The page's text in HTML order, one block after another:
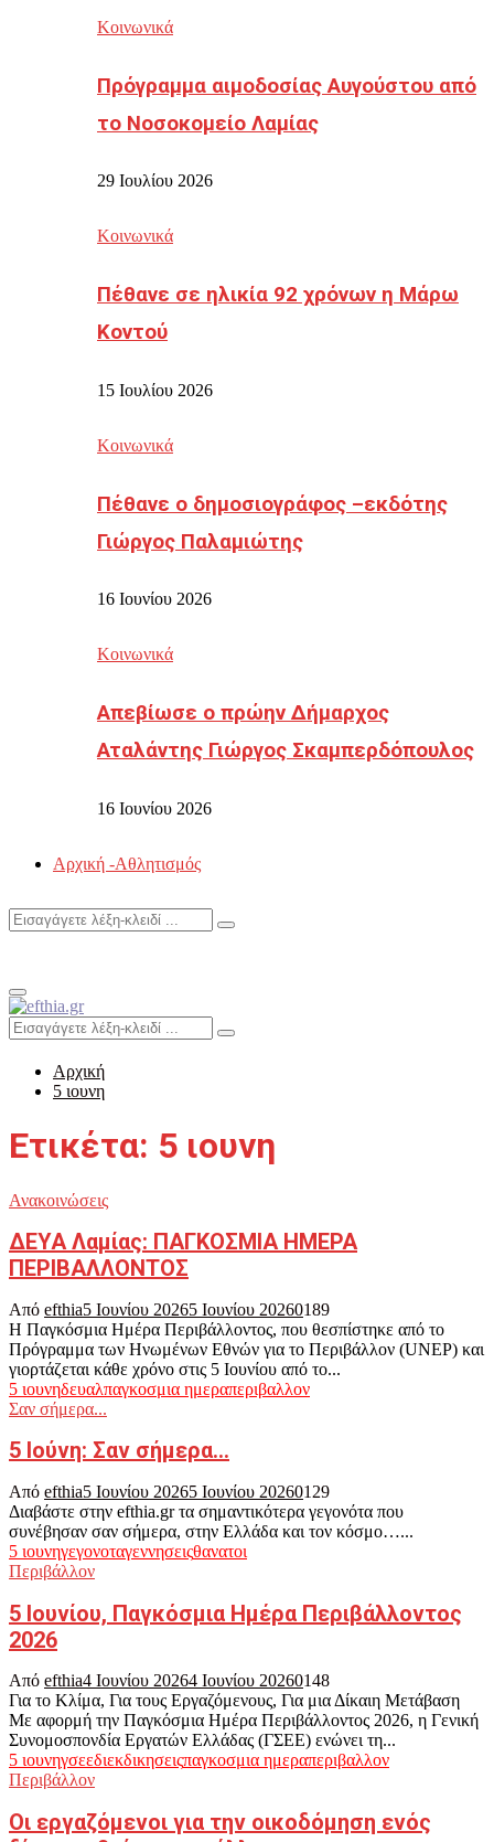
Κοινωνικά
Πρόγραμμα αιμοδοσίας Αυγούστου από
το Νοσοκομείο Λαμίας
29 Ιουλίου 2026
Κοινωνικά
Πέθανε σε ηλικία 92 χρόνων η Μάρω
Κοντού
15 Ιουλίου 2026
Κοινωνικά
Πέθανε ο δημοσιογράφος –εκδότης
Γιώργος Παλαμιώτης
16 Ιουνίου 2026
Κοινωνικά
Απεβίωσε ο πρώην Δήμαρχος
Αταλάντης Γιώργος Σκαμπερδόπουλος
16 Ιουνίου 2026
Αρχική -Αθλητισμός
Search
Search
Primary
Menu
Search
for:
Search
Αρχική
5 ιουνη
Ετικέτα: 5 ιουνη
Ανακοινώσεις
ΔΕΥΑ Λαμίας: ΠΑΓΚΟΣΜΙΑ ΗΜΕΡΑ
ΠΕΡΙΒΑΛΛΟΝΤΟΣ
Από efthia5 Ιουνίου 20265 Ιουνίου 20260189
Η Παγκόσμια Ημέρα Περιβάλλοντος, που θεσπίστηκε από το
Πρόγραμμα των Ηνωμένων Εθνών για το Περιβάλλον (UNEP) και
γιορτάζεται κάθε χρόνο στις 5 Ιουνίου από το...
5 ιουνηδευαλπαγκοσμια ημεραπεριβαλλον
Σαν σήμερα...
5 Ιούνη: Σαν σήμερα…
Από efthia5 Ιουνίου 20265 Ιουνίου 20260129
Διαβάστε στην efthia.gr τα σημαντικότερα γεγονότα που
συνέβησαν σαν σήμερα, στην Ελλάδα και τον κόσμο…...
5 ιουνηγεγονοταγεννησειςθανατοι
Περιβάλλον
5 Ιουνίου, Παγκόσμια Ημέρα Περιβάλλοντος
2026
Από efthia4 Ιουνίου 20264 Ιουνίου 20260148
Για το Κλίμα, Για τους Εργαζόμενους, Για μια Δίκαιη Μετάβαση
Με αφορμή την Παγκόσμια Ημέρα Περιβάλλοντος 2026, η Γενική
Συνομοσπονδία Εργατών Ελλάδας (ΓΣΕΕ) ενώνει τη...
5 ιουνηγσεεδιεκδικησειςπαγκοσμια ημεραπεριβαλλον
Περιβάλλον
Οι εργαζόμενοι για την οικοδόμηση ενός